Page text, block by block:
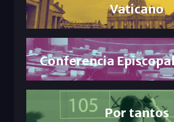
Vaticano
Conferencia
Por tantos